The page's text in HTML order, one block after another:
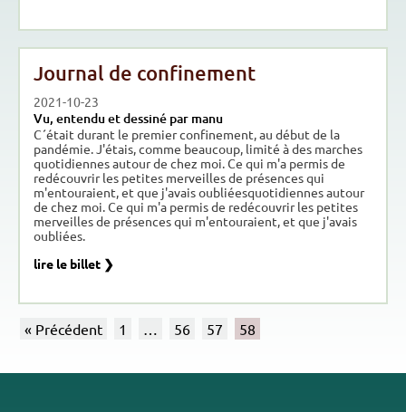
Journal de confinement
2021-10-23
Vu, entendu et dessiné par manu
C´était durant le premier confinement, au début de la
pandémie. J'étais, comme beaucoup, limité à des marches
quotidiennes autour de chez moi. Ce qui m'a permis de
redécouvrir les petites merveilles de présences qui
m'entouraient, et que j'avais oubliéesquotidiennes autour
de chez moi. Ce qui m'a permis de redécouvrir les petites
merveilles de présences qui m'entouraient, et que j'avais
oubliées.
lire le billet ❯
« Précédent 1 … 56 57 58